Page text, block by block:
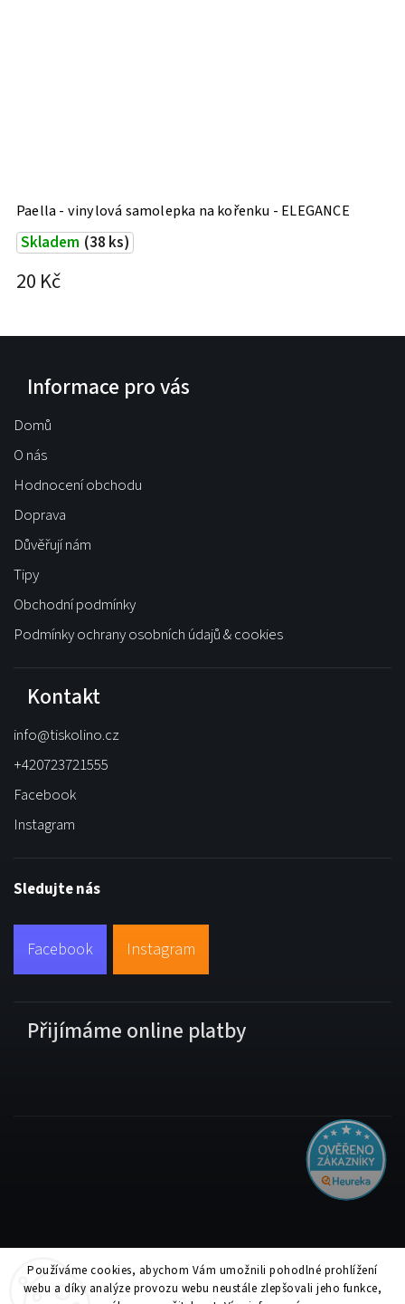
Používáme cookies, abychom Vám umožnili pohodlné prohlížení
webu a díky analýze provozu webu neustále zlepšovali jeho funkce,
Paella - vinylová samolepka na kořenku - ELEGANCE
Skladem (38 ks)
20 Kč
Informace pro vás
Domů
O nás
Hodnocení obchodu
Doprava
Důvěřují nám
Tipy
Obchodní podmínky
Podmínky ochrany osobních údajů & cookies
Kontakt
info@tiskolino.cz
+420723721555
Facebook
Instagram
Sledujte nás
Facebook Instagram
Přijímáme online platby
Copyright 2026Tiskolino.cz. Všechna práva vyhrazena.